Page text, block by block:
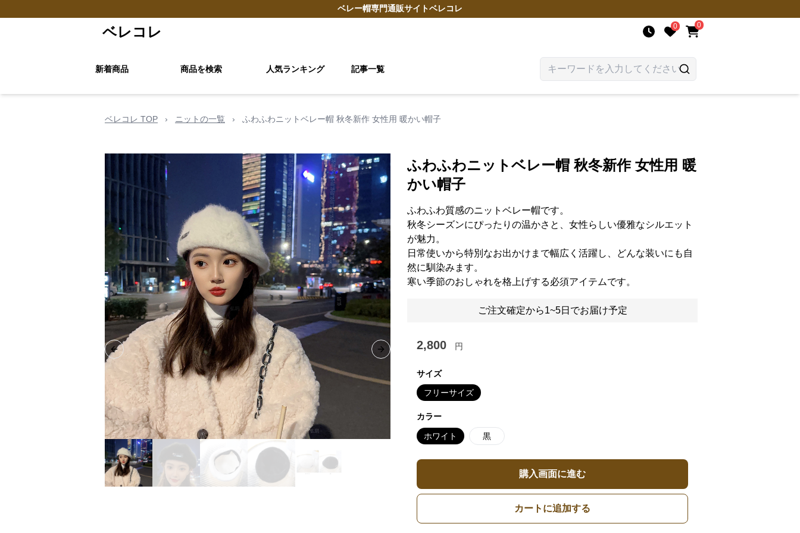
ベレー帽専門通販サイトベレコレ
ベレコレ 0 0
新着商品 商品を検索 人気ランキング 記事一覧
ベレコレ TOP › ニットの一覧 › ふわふわニットベレー帽 秋冬新作 女性用 暖かい帽子
Previous slide Next slide
ふわふわニットベレー帽 秋冬新作 女性用 暖
かい帽子
ふわふわ質感のニットベレー帽です。
秋冬シーズンにぴったりの温かさと、女性らしい優雅なシルエット
が魅力。
日常使いから特別なお出かけまで幅広く活躍し、どんな装いにも自
然に馴染みます。
寒い季節のおしゃれを格上げする必須アイテムです。
ご注文確定から1~5日でお届け予定
2,800 円
サイズ
フリーサイズ
カラー
ホワイト 黒
購入画面に進む
カートに追加する